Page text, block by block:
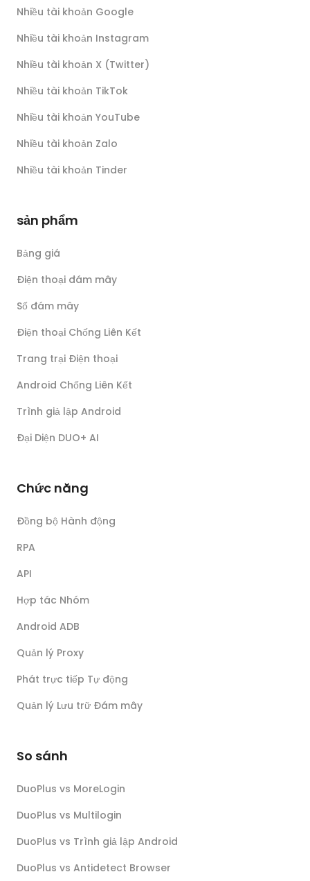
Nhiều tài khoản Google
Nhiều tài khoản Instagram
Nhiều tài khoản X (Twitter)
Nhiều tài khoản TikTok
Nhiều tài khoản YouTube
Nhiều tài khoản Zalo
Nhiều tài khoản Tinder
sản phẩm
Bảng giá
Điện thoại đám mây
Số đám mây
Điện thoại Chống Liên Kết
Trang trại Điện thoại
Android Chống Liên Kết
Trình giả lập Android
Đại Diện DUO+ AI
Chức năng
Đồng bộ Hành động
RPA
API
Hợp tác Nhóm
Android ADB
Quản lý Proxy
Phát trực tiếp Tự động
Quản lý Lưu trữ Đám mây
So sánh
DuoPlus vs MoreLogin
DuoPlus vs Multilogin
DuoPlus vs Trình giả lập Android
DuoPlus vs Antidetect Browser